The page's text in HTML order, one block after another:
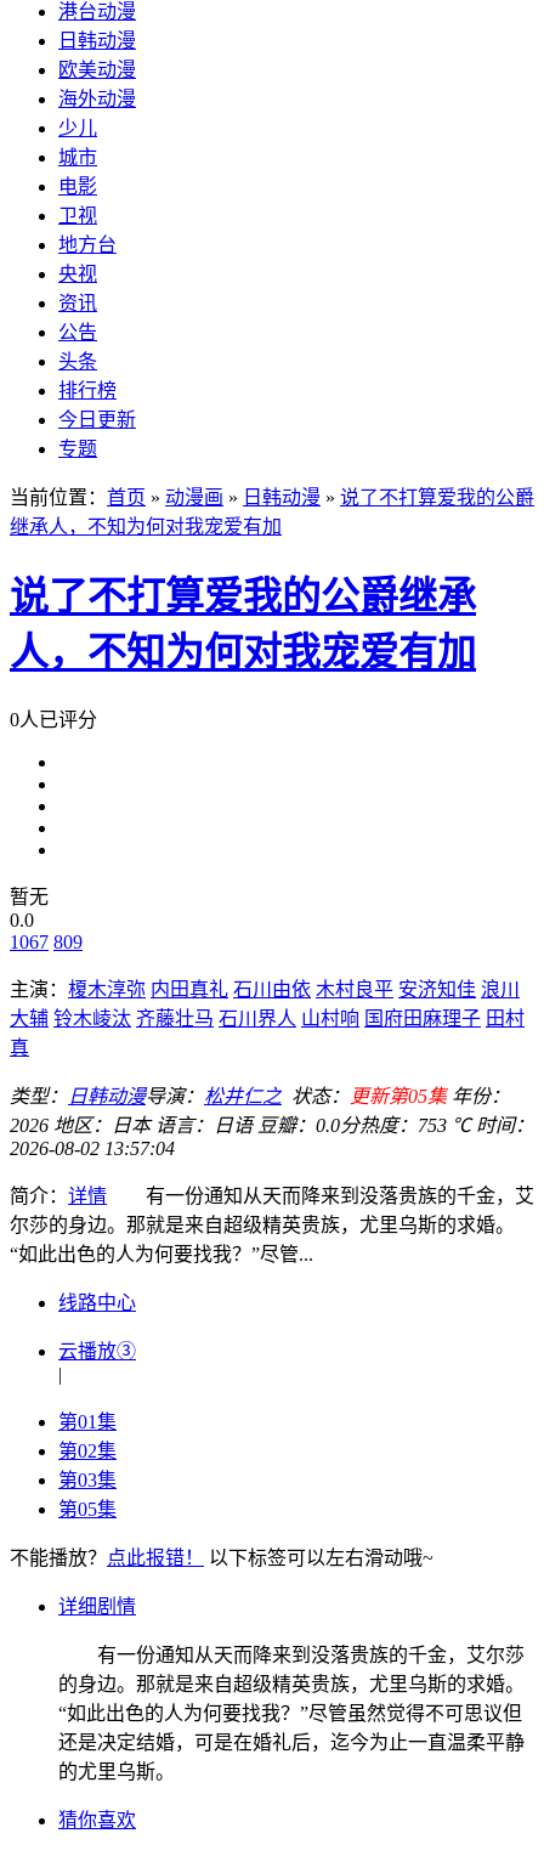
港台动漫
日韩动漫
欧美动漫
海外动漫
少儿
城市
电影
卫视
地方台
央视
资讯
公告
头条
排行榜
今日更新
专题
当前位置： 首页 » 动漫画 » 日韩动漫 » 说了不打算爱我的公爵
继承人，不知为何对我宠爱有加
说了不打算爱我的公爵继承
人，不知为何对我宠爱有加
0人已评分
暂无
0.0
1067 809
主演： 榎木淳弥 内田真礼 石川由依 木村良平 安济知佳 浪川
大辅 铃木崚汰 齐藤壮马 石川界人 山村响 国府田麻理子 田村
真
类型： 日韩动漫导演： 松井仁之 状态： 更新第05集 年份：
2026 地区： 日本 语言： 日语 豆瓣：0.0分热度：753 ℃ 时间：
2026-08-02 13:57:04
简介： 详情 有一份通知从天而降来到没落贵族的千金，艾
尔莎的身边。那就是来自超级精英贵族，尤里乌斯的求婚。
“如此出色的人为何要找我？”尽管...
线路中心
云播放③
|
第01集
第02集
第03集
第05集
不能播放？ 点此报错！ 以下标签可以左右滑动哦~
详细剧情
有一份通知从天而降来到没落贵族的千金，艾尔莎
的身边。那就是来自超级精英贵族，尤里乌斯的求婚。
“如此出色的人为何要找我？”尽管虽然觉得不可思议但
还是决定结婚，可是在婚礼后，迄今为止一直温柔平静
的尤里乌斯。
猜你喜欢